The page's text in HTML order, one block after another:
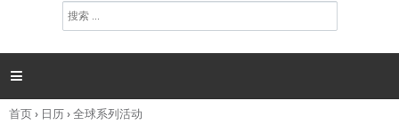
搜
索

你
首页› 日历›全球系列活动